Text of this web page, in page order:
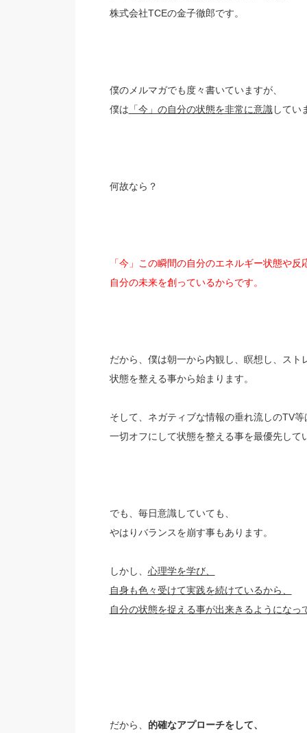
株式会社TCEの金子徹郎です。
僕のメルマガでも度々書いていますが、
僕は 「今」の自分の状態を非常に意識してい
何故なら？
「今」この瞬間の自分のエネルギー状態や反
自分の未来を創っているからです。
だから、僕は朝一から内観し、瞑想し、スト
状態を整える事から始まります。
そして、ネガティブな情報の垂れ流しのTV等
一切オフにして状態を整える事を最優先して
でも、毎日意識していても、
やはりバランスを崩す事もあります。
しかし、 心理学を学び、
自身も色々受けて実践を続けているから、
自分の状態を捉える事が出来きるようになっ
だから、 的確なアプローチをして、